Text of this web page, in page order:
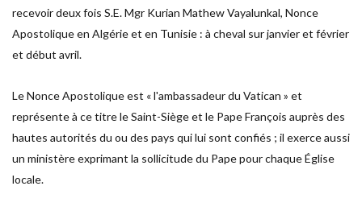
recevoir deux fois S.E. Mgr Kurian Mathew Vayalunkal, Nonce
Apostolique en Algérie et en Tunisie : à cheval sur janvier et février
et début avril.
Le Nonce Apostolique est « l'ambassadeur du Vatican » et
représente à ce titre le Saint-Siège et le Pape François auprès des
hautes autorités du ou des pays qui lui sont confiés ; il exerce aussi
un ministère exprimant la sollicitude du Pape pour chaque Église
locale.